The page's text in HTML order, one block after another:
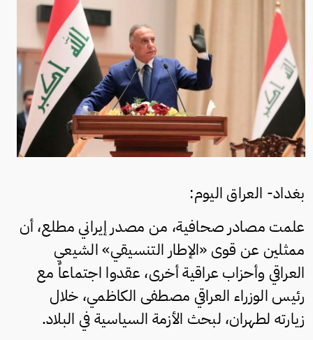
بغداد- العراق اليوم:
علمت مصادر صحافية، من مصدر إيراني مطلع، أن
ممثلين عن قوى «الإطار التنسيقي» الشيعي
العراقي وأحزاب عراقية أخرى، عقدوا اجتماعاً مع
رئيس الوزراء العراقي مصطفى الكاظمي، خلال
زيارته لطهران، لبحث الأزمة السياسية في البلاد.